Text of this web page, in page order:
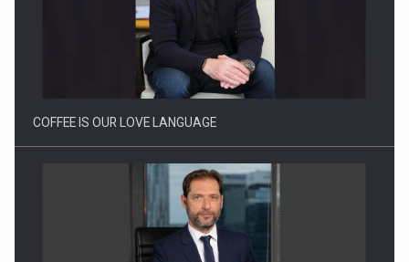
Cum invatam sa spunem nu intr-o cultura care pedepseste…
COFFEE IS OUR LOVE LANGUAGE